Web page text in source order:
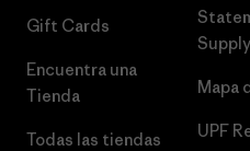
Gift Cards
Encuentra una
Tienda
Todas las tiendas
Mapa
UPF